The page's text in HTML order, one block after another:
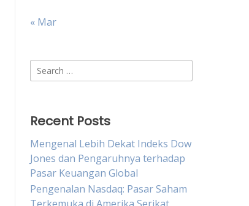
« Mar
Search
for:
Recent Posts
Mengenal Lebih Dekat Indeks Dow
Jones dan Pengaruhnya terhadap
Pasar Keuangan Global
Pengenalan Nasdaq: Pasar Saham